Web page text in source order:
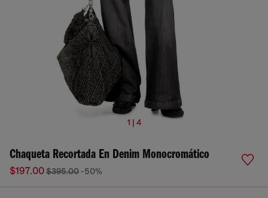
1 | 4
Chaqueta Recortada En Denim Monocromático
$197.00$395.00 -50%